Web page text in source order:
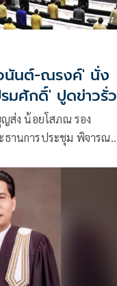
นันต์-ณรงค์' นั่ง
มศักดิ์' ปูดข่าวรั่ว
ส่ง น้อยโสภณ รอง
านการประชุม พิจารณา
(กกต.) จำนวน 2คน ภาย
จสอบประวัติ